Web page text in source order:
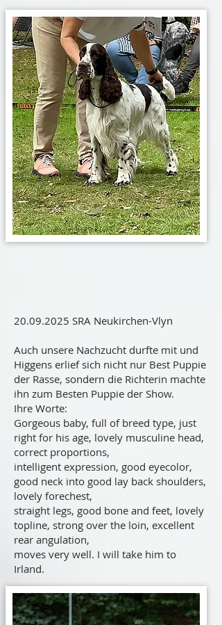
20.09.2025 SRA Neukirchen-Vlyn
Auch unsere Nachzucht durfte mit und
Higgens erlief sich nicht nur Best Puppie
der Rasse, sondern die Richterin machte
ihn zum Besten Puppie der Show.
Ihre Worte:
Gorgeous baby, full of breed type, just
right for his age, lovely musculine head,
correct proportions,
intelligent expression, good eyecolor,
good neck into good lay back shoulders,
lovely forechest,
straight legs, good bone and feet, lovely
topline, strong over the loin, excellent
rear angulation,
moves very well. I will take him to
Irland.